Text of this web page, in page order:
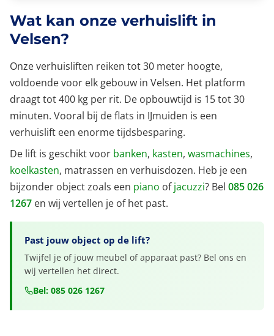
Wat kan onze verhuislift in
Velsen?
Onze verhuisliften reiken tot 30 meter hoogte,
voldoende voor elk gebouw in Velsen. Het platform
draagt tot 400 kg per rit. De opbouwtijd is 15 tot 30
minuten. Vooral bij de flats in IJmuiden is een
verhuislift een enorme tijdsbesparing.
De lift is geschikt voor banken, kasten, wasmachines,
koelkasten, matrassen en verhuisdozen. Heb je een
bijzonder object zoals een piano ofjacuzzi? Bel 085 026
1267 en wij vertellen je of het past.
Past jouw object op de lift?
Twijfel je of jouw meubel of apparaat past? Bel ons en
wij vertellen het direct.
Bel: 085 026 1267